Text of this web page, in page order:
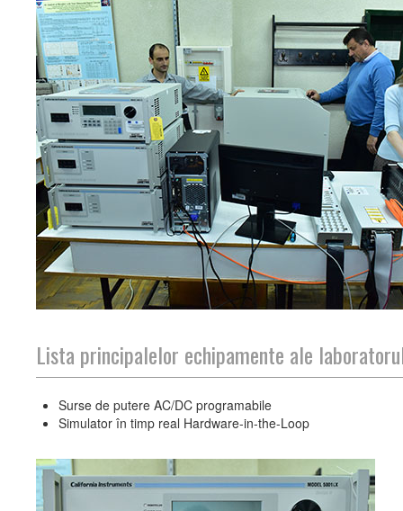
Lista principalelor echipamente ale
Surse de putere AC/DC programabile
Simulator în timp real Hardware-in-the-Loop